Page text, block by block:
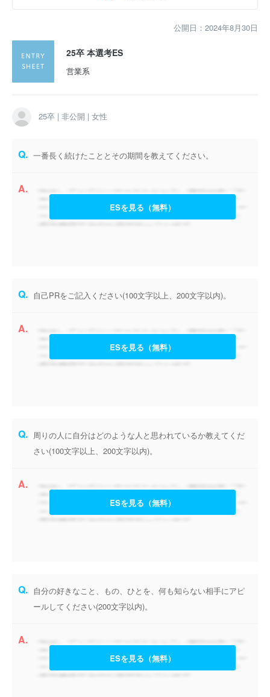
公開日：2024年8月30日
25卒 本選考ES
営業系
25卒 | 非公開 | 女性
Q. 一番長く続けたこととその期間を教えてください。
A.
ESを見る（無料）
Q. 自己PRをご記入ください(100文字以上、200文字以内)。
A.
ESを見る（無料）
Q. 周りの人に自分はどのような人と思われているか教えてくだ
さい(100文字以上、200文字以内)。
A.
ESを見る（無料）
Q. 自分の好きなこと、もの、ひとを、何も知らない相手にアピ
ールしてください(200文字以内)。
A.
ESを見る（無料）